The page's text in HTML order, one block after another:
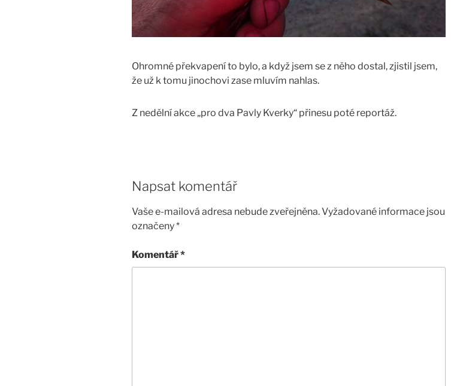
Ohromné překvapení to bylo, a když jsem se z něho dostal, zjistil jsem,
že už k tomu jinochovi zase mluvím nahlas.
Z nedělní akce „pro dva Pavly Kverky“ přinesu poté reportáž.
Napsat komentář
Vaše e-mailová adresa nebude zveřejněna.Vyžadované informace jsou
označeny*
Komentář*